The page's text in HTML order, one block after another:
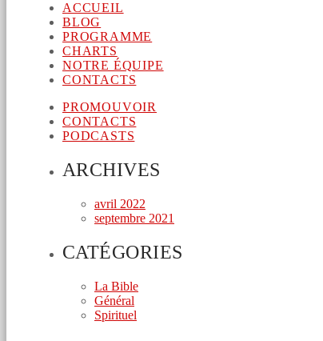
ACCUEIL
BLOG
PROGRAMME
CHARTS
NOTRE ÉQUIPE
CONTACTS
PROMOUVOIR
CONTACTS
PODCASTS
ARCHIVES
avril 2022
septembre 2021
CATÉGORIES
La Bible
Général
Spirituel